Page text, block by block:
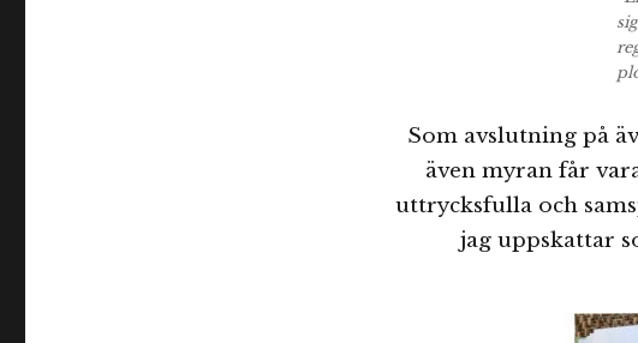
Som avslutning på
även myran får
uttrycksfulla och
jag uppskattar